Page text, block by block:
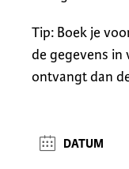
Tip: Boek je
de gegevens in
ontvangt dan
DATUM